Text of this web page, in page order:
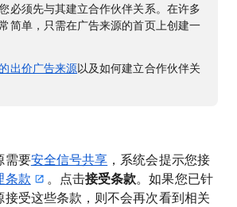
必须先与其建立合作伙伴关系。在许多
简单，只需在广告来源的首页上创建一
出价广告来源以及如何建立合作伙伴关
需要安全信号共享 ，系统会提示您接
条款 。点击接受条款。如果您已针
接受这些条款，则不会再次看到相关